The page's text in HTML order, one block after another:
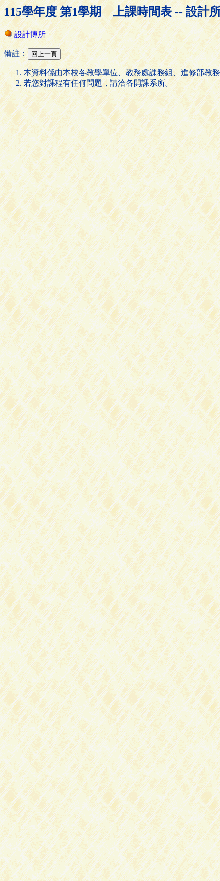
115學年度 第1學期 上課時間表 -- 設計
設計博所
備註：
本資料係由本校各教學單位、教務處課務組、進修部教
若您對課程有任何問題，請洽各開課系所。